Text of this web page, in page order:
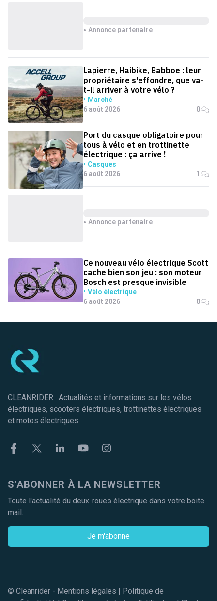
Annonce partenaire
Lapierre, Haibike, Babboe : leur
propriétaire s'effondre, que va-
t-il arriver à votre vélo ?
Marché
6 août 2026
0
Port du casque obligatoire pour
tous à vélo et en trottinette
électrique : ça arrive !
Casques
6 août 2026
1
Annonce partenaire
Ce nouveau vélo électrique Scott
cache bien son jeu : son moteur
Bosch est presque invisible
Vélo électrique
6 août 2026
0
CLEANRIDER : Actualités et informations sur les vélos
électriques, scooters électriques, trottinettes électriques
et motos électriques
FacebookTwitter LinkekinYoutubeInstagram
S'ABONNER À LA NEWSLETTER
Toute l'actualité du deux-roues électrique dans votre boite
mail.
Je m'abonne
© Cleanrider - Mentions légales | Politique de